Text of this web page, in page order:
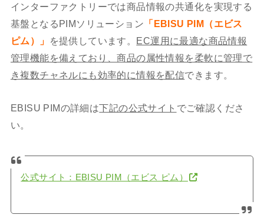
インターファクトリーでは商品情報の共通化を実現する
基盤となるPIMソリューション 「EBISU PIM（エビス
ピム）」
を提供しています。 EC運用に最適な商品情報
管理機能を備えており、商品の属性情報を柔軟に管理で
き複数チャネルにも効率的に情報を配信できます。
EBISU PIMの詳細は下記の公式サイト でご確認くださ
い。
公式サイト：EBISU PIM（エビス ピム）